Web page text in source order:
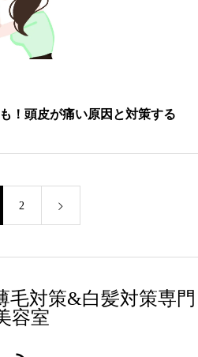
！頭皮が痛い原因と対策する
2
毛対策&白髪対策専門
容室